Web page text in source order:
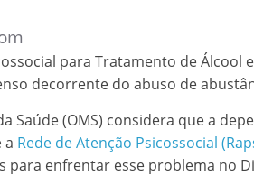
para Tratamento de Álcool
decorrente do abuso de
Saúde (OMS) considera que a
a Rede de Atenção Psicossocial
para enfrentar esse problema no